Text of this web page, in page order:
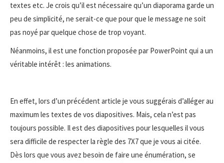
textes etc. Je crois qu’il est nécessaire qu’un diaporama garde un
peu de simplicité, ne serait-ce que pour que le message ne soit
pas noyé par quelque chose de trop voyant.
Néanmoins, il est une fonction proposée par PowerPoint qui a un
véritable intérêt : les animations.
En effet, lors d’un précédent article je vous suggérais d’alléger au
maximum les textes de vos diapositives. Mais, cela n’est pas
toujours possible. Il est des diapositives pour lesquelles il vous
sera difficile de respecter la règle des 7X7 que je vous ai citée.
Dès lors que vous avez besoin de faire une énumération, se